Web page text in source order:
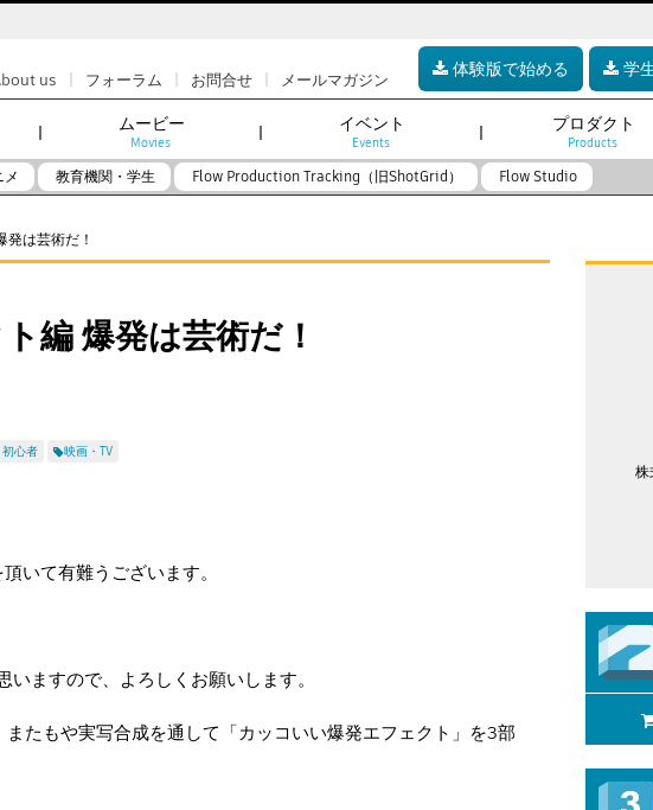
体験版で始める 学
us | フォーラム | お問合せ | メールマガジン
ムービー
Movies
イベント
Events
プロダクト
Products
メ 教育機関・学生 Flow Production Tracking（旧ShotGrid） Flow Studio
は芸術だ！
編 爆発は芸術だ！
心者 映画・TV
いて有難うございます。
ますので、よろしくお願いします。
たもや実写合成を通して「カッコいい爆発エフェクト」を3部
株